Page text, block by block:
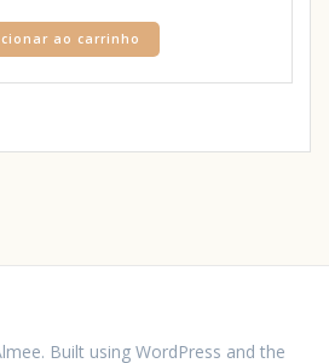
ao carrinho
Built using WordPress and the